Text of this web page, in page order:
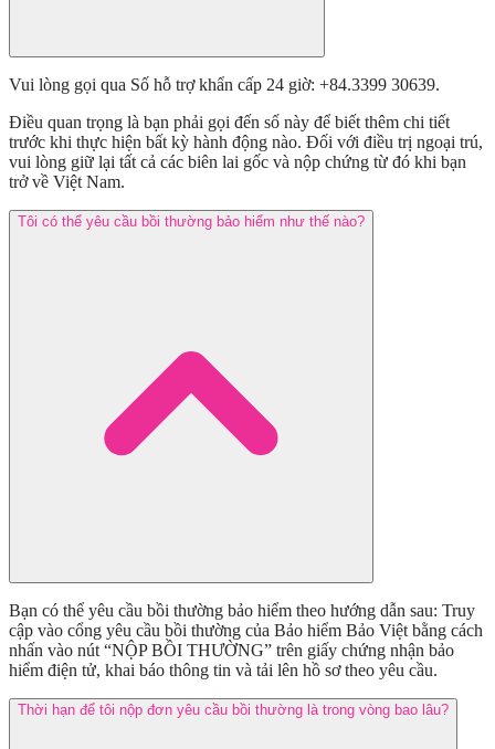
Vui lòng gọi qua Số hỗ trợ khẩn cấp 24 giờ: +84.3399 30639.
Điều quan trọng là bạn phải gọi đến số này để biết thêm chi tiết
trước khi thực hiện bất kỳ hành động nào. Đối với điều trị ngoại trú,
vui lòng giữ lại tất cả các biên lai gốc và nộp chứng từ đó khi bạn
trở về Việt Nam.
Tôi có thể yêu cầu bồi thường bảo hiểm như thế nào?
Bạn có thể yêu cầu bồi thường bảo hiểm theo hướng dẫn sau: Truy
cập vào cổng yêu cầu bồi thường của Bảo hiểm Bảo Việt bằng cách
nhấn vào nút “NỘP BỒI THƯỜNG” trên giấy chứng nhận bảo
hiểm điện tử, khai báo thông tin và tải lên hồ sơ theo yêu cầu.
Thời hạn để tôi nộp đơn yêu cầu bồi thường là trong vòng bao lâu?